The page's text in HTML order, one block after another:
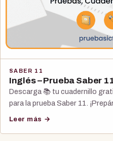
SABER 11
Inglés – Prueba Saber
Descarga 📚 tu cuadernillo
para la prueba Saber 11.
Leer más →